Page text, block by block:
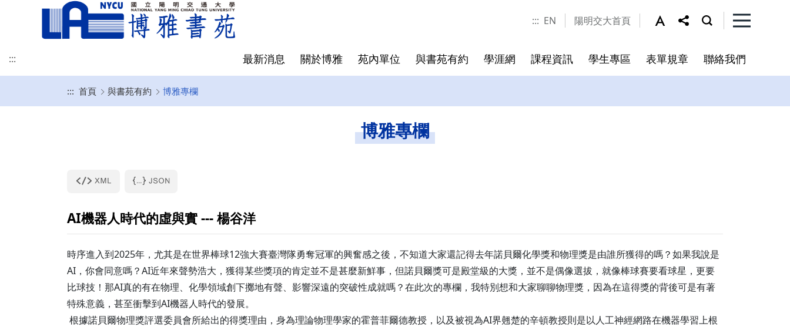
::: EN 陽明交大首頁
::: 最新消息 關於博雅
書苑成員
苑內單位
社群與永續教育中心 人文科學中心
與書苑有約
提問與建議
學涯網 課程資訊
學習地圖
學生專區
博雅跨域社群 課程時間表
表單規章 聯絡我們
聯絡我們-地圖 聯絡我們-意見回饋
::: 首頁 與書苑有約 博雅專欄
博雅專欄
AI機器人時代的虛與實 --- 楊谷洋
時序進入到2025年，尤其是在世界棒球12強大賽臺灣隊勇奪冠軍的興奮感之後，不知道大家還記得去年諾貝爾化學獎和物理獎是由誰所獲得的嗎？如果我說是
AI，你會同意嗎？AI近年來聲勢浩大，獲得某些獎項的肯定並不是甚麼新鮮事，但諾貝爾獎可是殿堂級的大獎，並不是偶像選拔，就像棒球賽要看球星，更要
比球技！那AI真的有在物理、化學領域創下擲地有聲、影響深遠的突破性成就嗎？在此次的專欄，我特別想和大家聊聊物理獎，因為在這得獎的背後可是有著
特殊意義，甚至衝擊到AI機器人時代的發展。
根據諾貝爾物理獎評選委員會所給出的得獎理由，身為理論物理學家的霍普菲爾德教授，以及被視為AI界翹楚的辛頓教授則是以人工神經網路在機器學習上根